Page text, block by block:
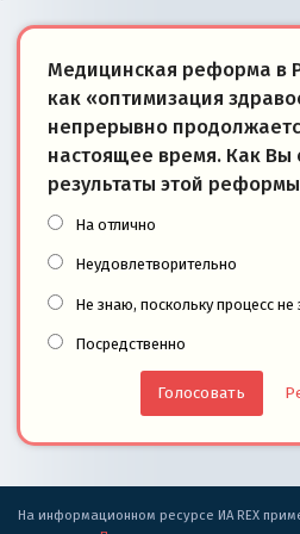
Медицинская реформа в
как «оптимизация
непрерывно
настоящее время. Как Вы
результаты этой
На отлично
Неудовлетворительно
Не знаю, поскольку процесс не
Посредственно
На информационном ресурсе ИА REX